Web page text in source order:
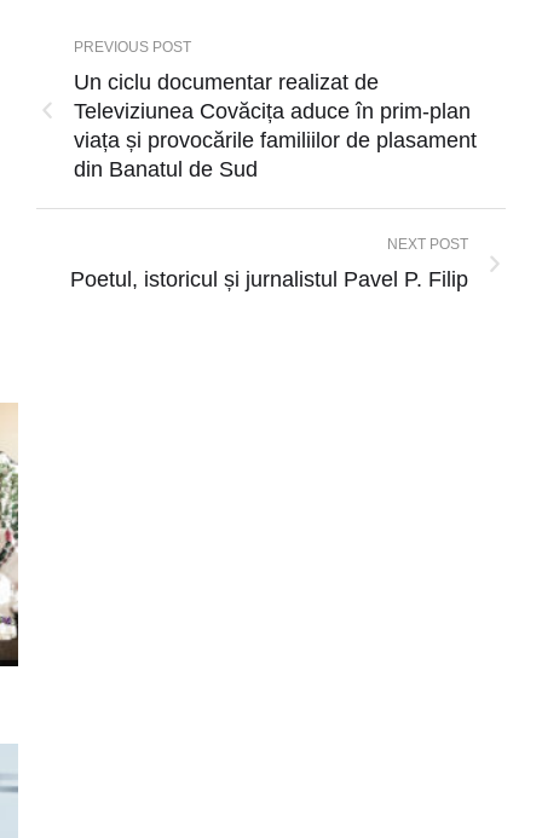
PREVIOUS POST
Un ciclu documentar realizat de
Televiziunea Covăcița aduce în prim-plan
viața și provocările familiilor de plasament
din Banatul de Sud
NEXT POST
Poetul, istoricul și jurnalistul Pavel P. Filip